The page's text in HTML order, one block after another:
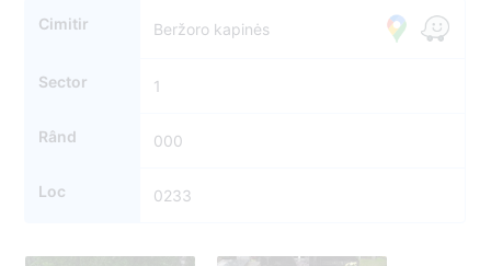
Cimitir Beržoro kapinės
Sector 1
Rând 000
Loc 0233